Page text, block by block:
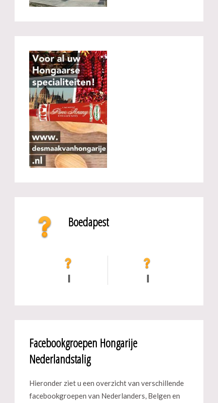
Boedapest
Facebookgroepen Hongarije
Nederlandstalig
Hieronder ziet u een overzicht van verschillende
facebookgroepen van Nederlanders, Belgen en